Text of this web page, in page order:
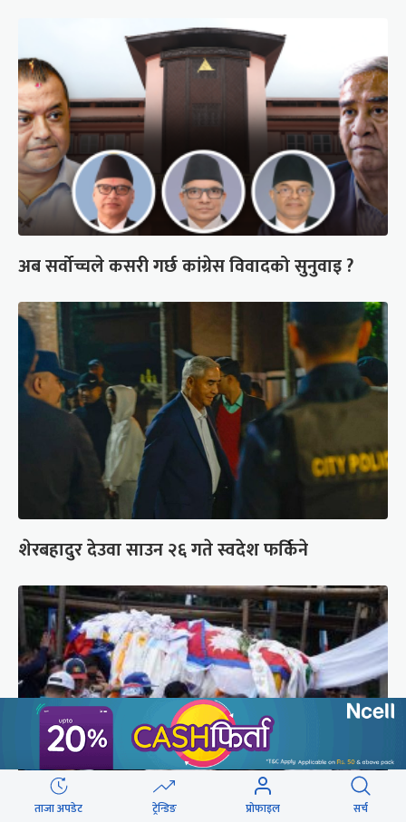
अब सर्वोच्चले कसरी गर्छ कांग्रेस विवादको सुनुवाइ ?
शेरबहादुर देउवा साउन २६ गते स्वदेश फर्किने
ताजा अपडेट ट्रेन्डिङ प्रोफाइल सर्च